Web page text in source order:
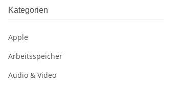
Kategorien
Apple
Arbeitsspeicher
Audio & Video